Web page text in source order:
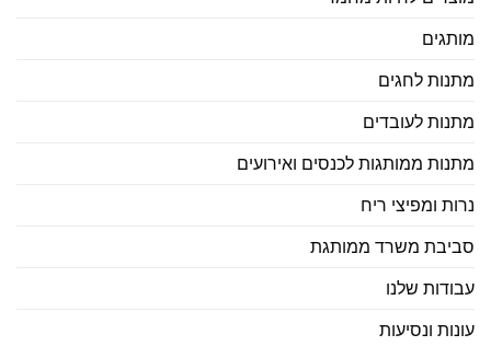
מותגים
מתנות לחגים
מתנות לעובדים
מתנות ממותגות לכנסים ואירועים
נרות ומפיצי ריח
סביבת משרד ממותגת
עבודות שלנו
עונות ונסיעות